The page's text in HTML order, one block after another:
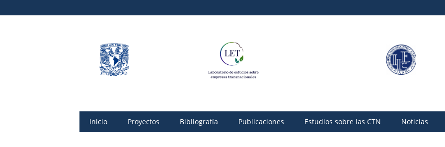
Inicio Proyectos Bibliografía Publicaciones Estudios sobre las CTN Noticias